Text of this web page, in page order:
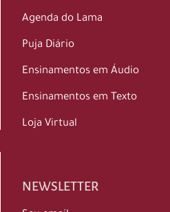
Agenda do Lama
Puja Diário
Ensinamentos em Áudio
Ensinamentos em Texto
Loja Virtual
NEWSLETTER